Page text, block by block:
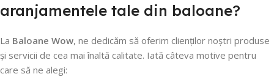
aranjamentele tale din baloane?
La Baloane Wow, ne dedicăm să oferim clienților noștri produse
și servicii de cea mai înaltă calitate. Iată câteva motive pentru
care să ne alegi: